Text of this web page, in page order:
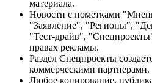
материала.
Новости с пометками
"Заявление", "Регионы",
"Тест-драйв",
правах рекламы.
Раздел Спецпроекты
коммерческими партнерами.
Любое копирование,